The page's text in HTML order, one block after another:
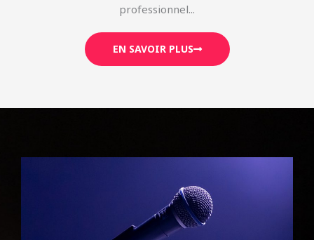
professionnel...
EN SAVOIR PLUS